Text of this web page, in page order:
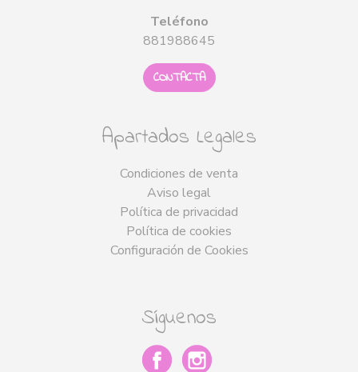
Teléfono
881988645
CONTACTA
Apartados Legales
Condiciones de venta
Aviso legal
Política de privacidad
Política de cookies
Configuración de Cookies
Síguenos